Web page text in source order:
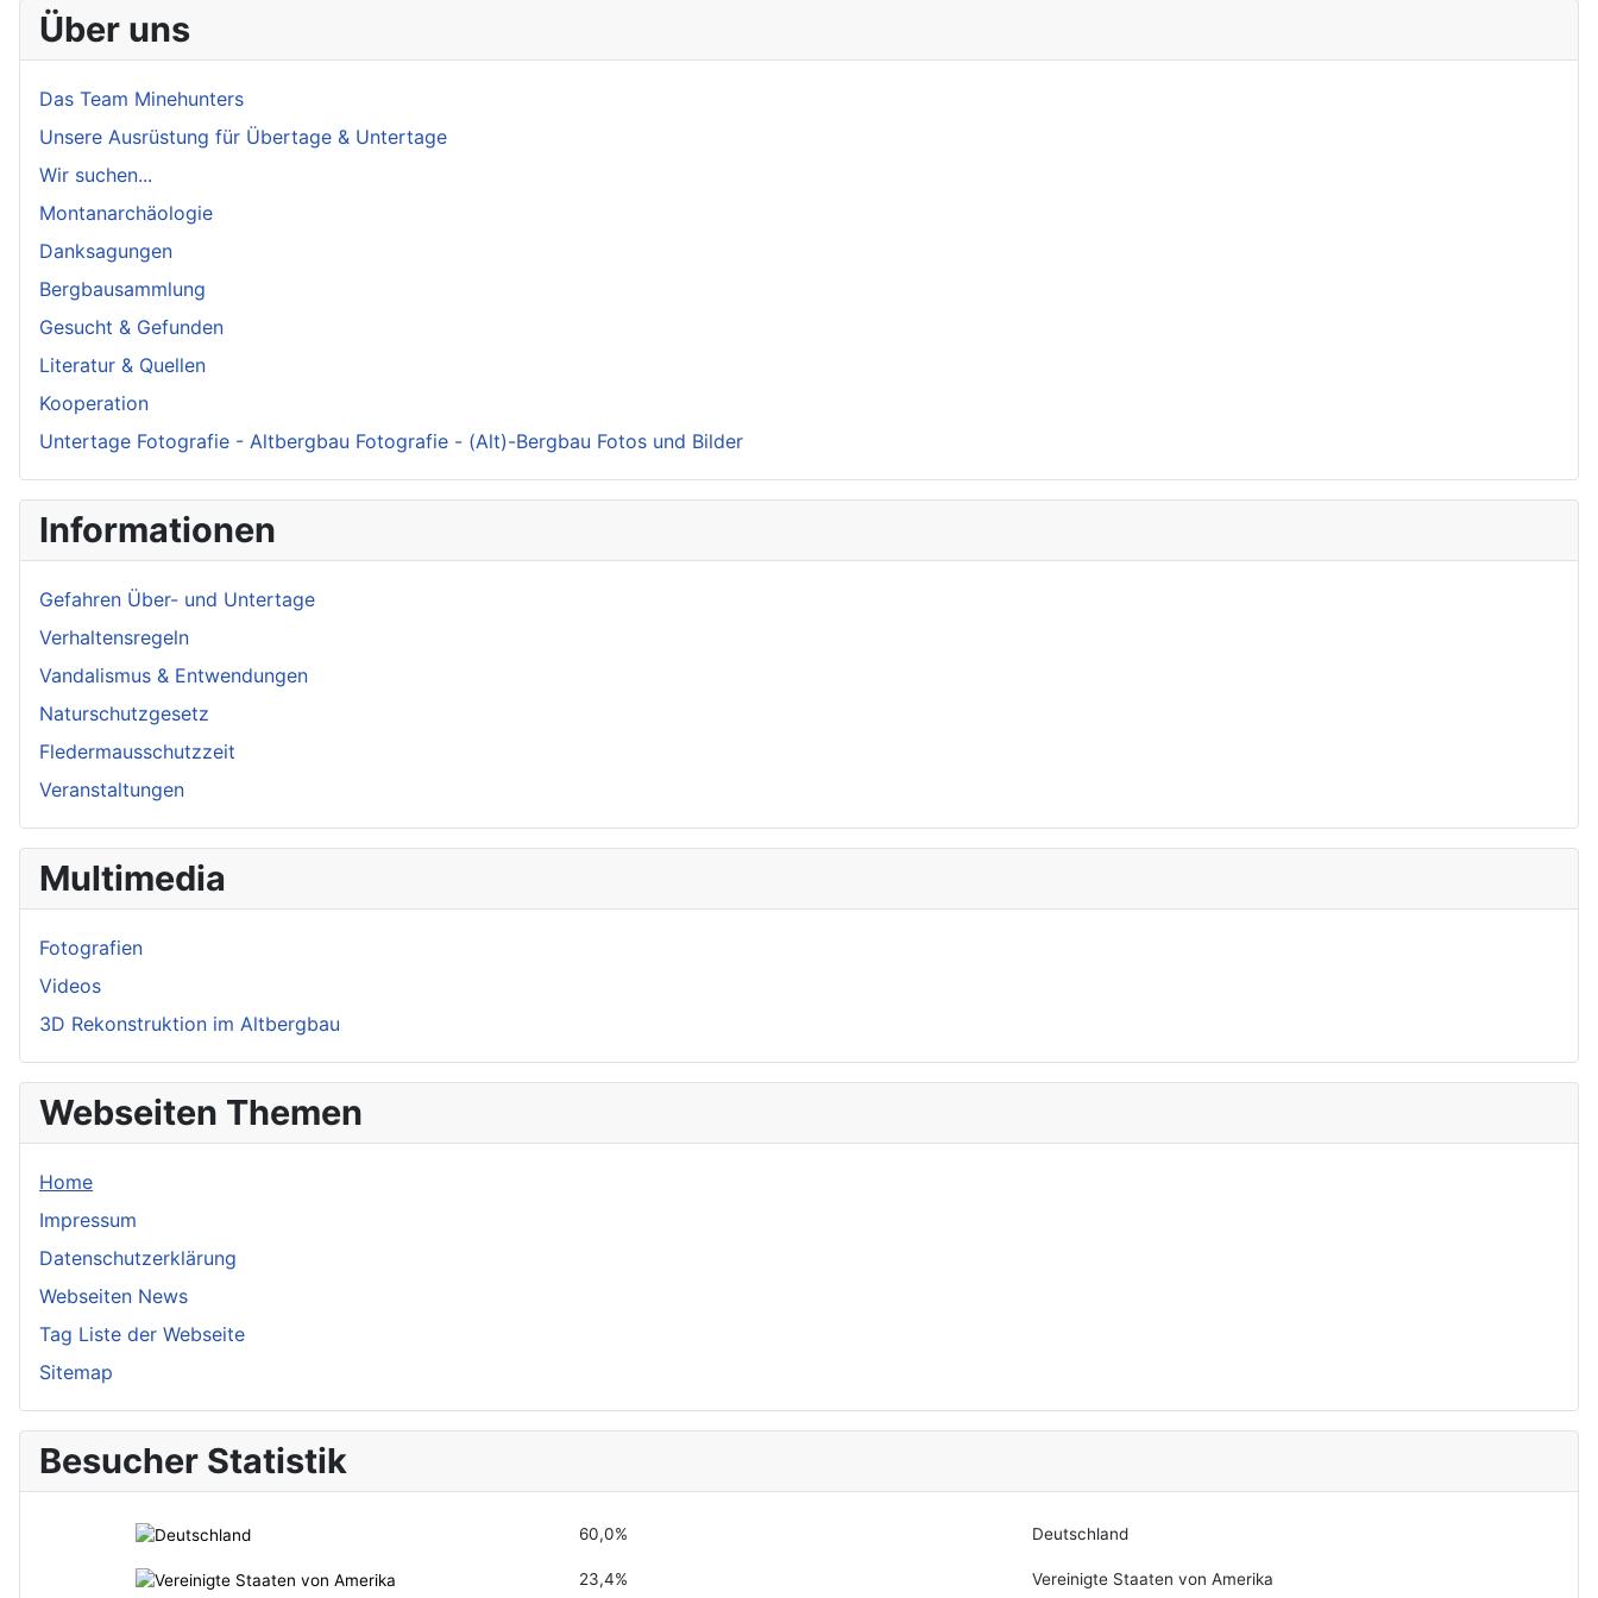
Über uns
Das Team Minehunters
Unsere Ausrüstung für Übertage & Untertage
Wir suchen...
Montanarchäologie
Danksagungen
Bergbausammlung
Gesucht & Gefunden
Literatur & Quellen
Kooperation
Untertage Fotografie - Altbergbau Fotografie - (Alt)-Bergbau Fotos und Bilder
Informationen
Gefahren Über- und Untertage
Verhaltensregeln
Vandalismus & Entwendungen
Naturschutzgesetz
Fledermausschutzzeit
Veranstaltungen
Multimedia
Fotografien
Videos
3D Rekonstruktion im Altbergbau
Webseiten Themen
Home
Impressum
Datenschutzerklärung
Webseiten News
Tag Liste der Webseite
Sitemap
Besucher Statistik
60,0% Deutschland
23,4% Vereinigte Staaten von Amerika